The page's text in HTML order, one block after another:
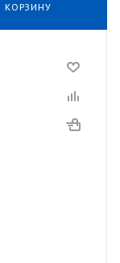
КОРЗИНУ